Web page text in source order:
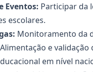
Eventos: Participar da
escolares.
Monitoramento da
Alimentação e validação
em nível